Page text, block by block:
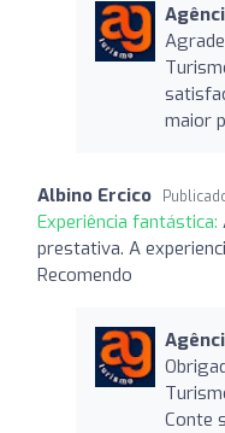
maior
Albino Ercico
Experiência fantástica:
prestativa. A
Recomendo
Conte